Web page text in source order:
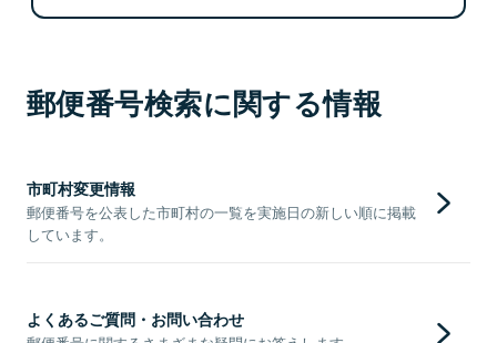
郵便番号検索に関する情報
市町村変更情報
郵便番号を公表した市町村の一覧を実施日の新しい順に掲載
しています。
よくあるご質問・お問い合わせ